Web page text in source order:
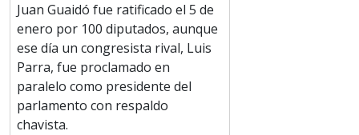
Juan Guaidó fue ratificado el 5 de
enero por 100 diputados, aunque
ese día un congresista rival, Luis
Parra, fue proclamado en
paralelo como presidente del
parlamento con respaldo
chavista.